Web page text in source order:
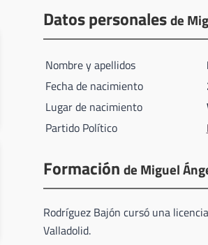
Datos personalesde
Nombre y apellidos
Fecha de nacimiento
Lugar de nacimiento
Partido Político
Formación de Miguel
Rodríguez Bajón cursó una
Valladolid.